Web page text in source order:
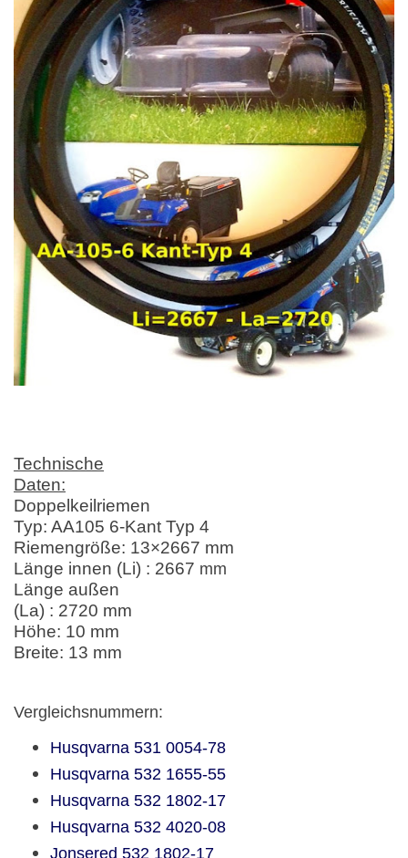
Technische
Daten:
Doppelkeilriemen
Typ: AA105 6-Kant Typ 4
Riemengröße: 13×2667 mm
Länge innen (Li) : 2667 mm
Länge außen
(La) : 2720 mm
Höhe: 10 mm
Breite: 13 mm
Vergleichsnummern:
Husqvarna 531 0054-78
Husqvarna 532 1655-55
Husqvarna 532 1802-17
Husqvarna 532 4020-08
Jonsered 532 1802-17